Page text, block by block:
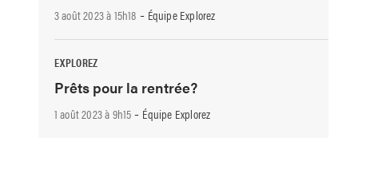
3 août 2023 à 15h18 - Équipe Explorez
EXPLOREZ
Prêts pour la rentrée?
1 août 2023 à 9h15 - Équipe Explorez